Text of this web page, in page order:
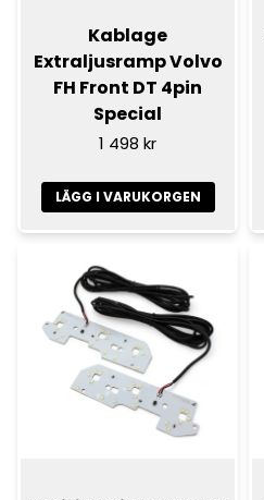
Kablage
Extraljusramp Volvo
FH Front DT 4pin
Special
1 498 kr
LÄGG I VARUKORGEN